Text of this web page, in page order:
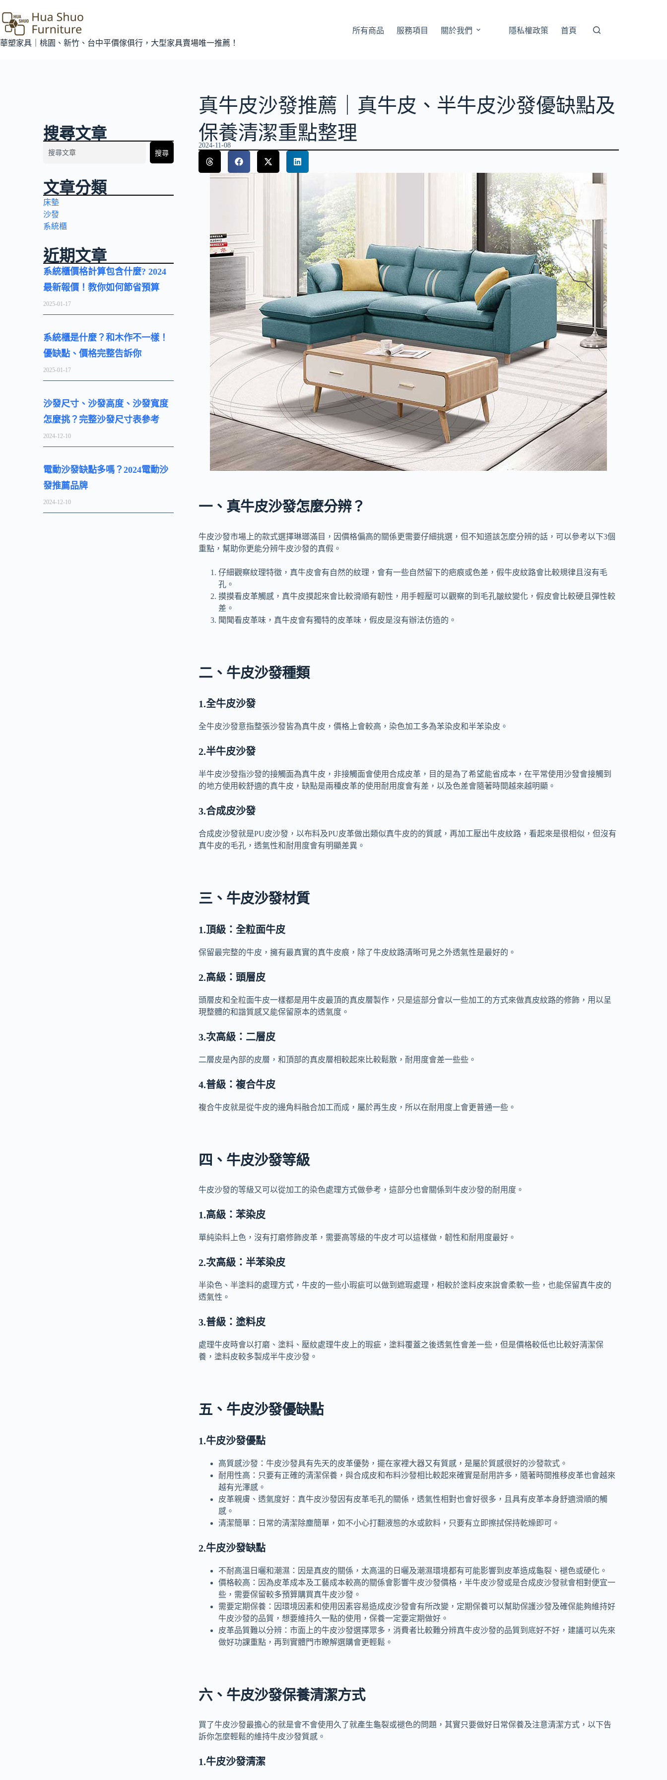
華塑家具｜桃園、新竹、台中平價傢俱行，大型家具賣場唯一推薦！
所有商品 服務項目 關於我們 隱私權政策 首頁
搜尋文章
搜尋
文章分類
床墊
沙發
系統櫃
近期文章
系統櫃價格計算包含什麼? 2024
最新報價！教你如何節省預算
2025-01-17
系統櫃是什麼？和木作不一樣！
優缺點、價格完整告訴你
2025-01-17
沙發尺寸、沙發高度、沙發寬度
怎麼挑？完整沙發尺寸表參考
2024-12-10
電動沙發缺點多嗎？2024電動沙
發推薦品牌
2024-12-10
真牛皮沙發推薦｜真牛皮、半牛皮沙發優缺點及
保養清潔重點整理
2024-11-08
一、真牛皮沙發怎麼分辨？
牛皮沙發市場上的款式選擇琳瑯滿目，因價格偏高的關係更需要仔細挑選，但不知道該怎麼分辨的話，可以參考以下3個
重點，幫助你更能分辨牛皮沙發的真假。
仔細觀察紋理特徵，真牛皮會有自然的紋理，會有一些自然留下的疤痕或色差，假牛皮紋路會比較規律且沒有毛
孔。
摸摸看皮革觸感，真牛皮摸起來會比較滑順有韌性，用手輕壓可以觀察的到毛孔皺紋變化，假皮會比較硬且彈性較
差。
聞聞看皮革味，真牛皮會有獨特的皮革味，假皮是沒有辦法仿造的。
二、牛皮沙發種類
1.全牛皮沙發
全牛皮沙發意指整張沙發皆為真牛皮，價格上會較高，染色加工多為苯染皮和半苯染皮。
2.半牛皮沙發
半牛皮沙發指沙發的接觸面為真牛皮，非接觸面會使用合成皮革，目的是為了希望能省成本，在平常使用沙發會接觸到
的地方使用較舒適的真牛皮，缺點是兩種皮革的使用耐用度會有差，以及色差會隨著時間越來越明顯。
3.合成皮沙發
合成皮沙發就是PU皮沙發，以布料及PU皮革做出類似真牛皮的的質感，再加工壓出牛皮紋路，看起來是很相似，但沒有
真牛皮的毛孔，透氣性和耐用度會有明顯差異。
三、牛皮沙發材質
1.頂級：全粒面牛皮
保留最完整的牛皮，擁有最真實的真牛皮痕，除了牛皮紋路清晰可見之外透氣性是最好的。
2.高級：頭層皮
頭層皮和全粒面牛皮一樣都是用牛皮最頂的真皮層製作，只是這部分會以一些加工的方式來做真皮紋路的修飾，用以呈
現整體的和諧質感又能保留原本的透氣度。
3.次高級：二層皮
二層皮是內部的皮層，和頂部的真皮層相較起來比較鬆散，耐用度會差一些些。
4.普級：複合牛皮
複合牛皮就是從牛皮的邊角料融合加工而成，屬於再生皮，所以在耐用度上會更普通一些。
四、牛皮沙發等級
牛皮沙發的等級又可以從加工的染色處理方式做參考，這部分也會關係到牛皮沙發的耐用度。
1.高級：苯染皮
單純染料上色，沒有打磨修飾皮革，需要高等級的牛皮才可以這樣做，韌性和耐用度最好。
2.次高級：半苯染皮
半染色、半塗料的處理方式，牛皮的一些小瑕疵可以做到遮瑕處理，相較於塗料皮來說會柔軟一些，也能保留真牛皮的
透氣性。
3.普級：塗料皮
處理牛皮時會以打磨、塗料、壓紋處理牛皮上的瑕疵，塗料覆蓋之後透氣性會差一些，但是價格較低也比較好清潔保
養，塗料皮較多製成半牛皮沙發。
五、牛皮沙發優缺點
1.牛皮沙發優點
高質感沙發：牛皮沙發具有先天的皮革優勢，擺在家裡大器又有質感，是屬於質感很好的沙發款式。
耐用性高：只要有正確的清潔保養，與合成皮和布料沙發相比較起來確實是耐用許多，隨著時間推移皮革也會越來
越有光澤感。
皮革親膚、透氣度好：真牛皮沙發因有皮革毛孔的關係，透氣性相對也會好很多，且具有皮革本身舒適滑順的觸
感。
清潔簡單：日常的清潔除塵簡單，如不小心打翻液態的水或飲料，只要有立即擦拭保持乾燥即可。
2.牛皮沙發缺點
不耐高溫日曬和潮濕：因是真皮的關係，太高溫的日曬及潮濕環境都有可能影響到皮革造成龜裂、褪色或硬化。
價格較高：因為皮革成本及工藝成本較高的關係會影響牛皮沙發價格，半牛皮沙發或是合成皮沙發就會相對便宜一
些，需要保留較多預算購買真牛皮沙發。
需要定期保養：因環境因素和使用因素容易造成皮沙發會有所改變，定期保養可以幫助保護沙發及確保能夠維持好
牛皮沙發的品質，想要維持久一點的使用，保養一定要定期做好。
皮革品質難以分辨：市面上的牛皮沙發選擇眾多，消費者比較難分辨真牛皮沙發的品質到底好不好，建議可以先來
做好功課重點，再到實體門市瞭解選購會更輕鬆。
六、牛皮沙發保養清潔方式
買了牛皮沙發最擔心的就是會不會使用久了就產生龜裂或褪色的問題，其實只要做好日常保養及注意清潔方式，以下告
訴你怎麼輕鬆的維持牛皮沙發質感。
1.牛皮沙發清潔